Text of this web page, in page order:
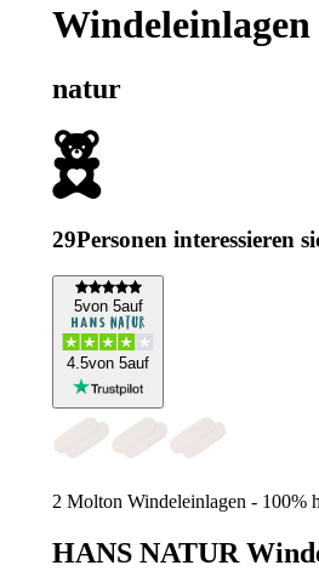
natur
29Personen interessieren
5von 5auf
4.5von 5auf
2 Molton Windeleinlagen - 100%
HANS NATUR